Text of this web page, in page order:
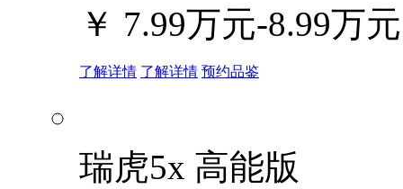
￥ 7.99万元-8.99万元
了解详情 了解详情 预约品鉴
瑞虎5x 高能版